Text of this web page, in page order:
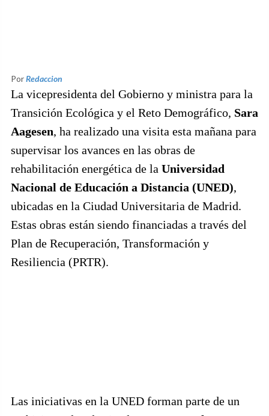
PorRedaccion
La vicepresidenta del Gobierno y ministra para la
Transición Ecológica y el Reto Demográfico, Sara
Aagesen, ha realizado una visita esta mañana para
supervisar los avances en las obras de
rehabilitación energética de la Universidad
Nacional de Educación a Distancia (UNED),
ubicadas en la Ciudad Universitaria de Madrid.
Estas obras están siendo financiadas a través del
Plan de Recuperación, Transformación y
Resiliencia (PRTR).
Las iniciativas en la UNED forman parte de un